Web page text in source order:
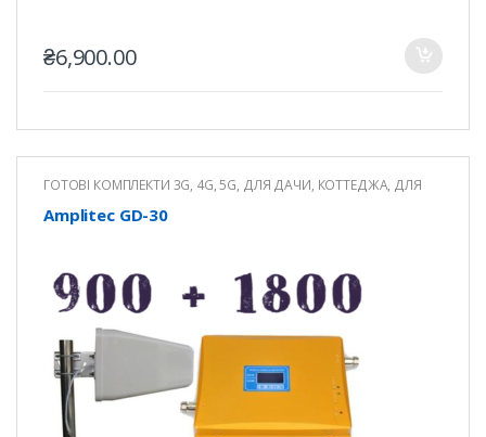
₴6,900.00
ГОТОВІ КОМПЛЕКТИ 3G, 4G, 5G, ДЛЯ ДАЧИ, КОТТЕДЖА, ДЛЯ
Amplitec GD-30